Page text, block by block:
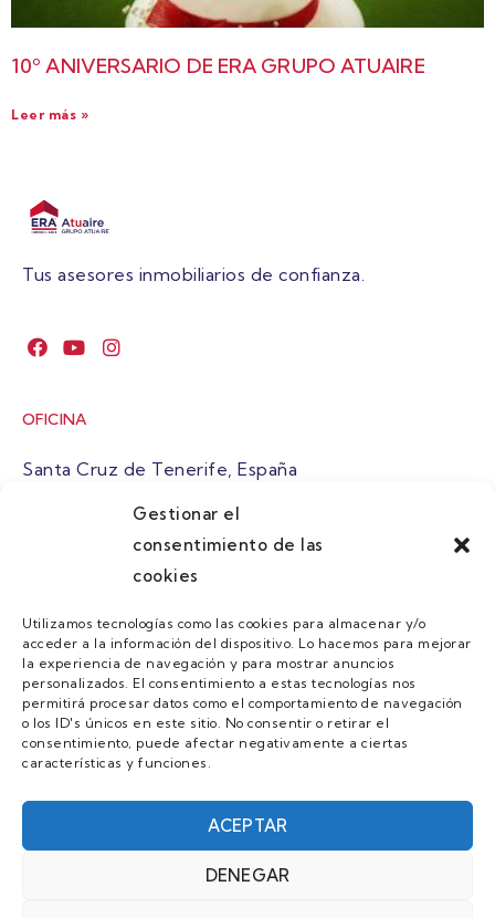
Gestionar el
consentimiento de las
cookies
Utilizamos tecnologías como las cookies para almacenar y/o
acceder a la información del dispositivo. Lo hacemos para mejorar
la experiencia de navegación y para mostrar anuncios
personalizados. El consentimiento a estas tecnologías nos
permitirá procesar datos como el comportamiento de navegación
o los ID's únicos en este sitio. No consentir o retirar el
consentimiento, puede afectar negativamente a ciertas
características y funciones.
ACEPTAR
DENEGAR
10º ANIVERSARIO DE ERA GRUPO ATUAIRE
Leer más »
Tus asesores inmobiliarios de confianza.
OFICINA
Santa Cruz de Tenerife, España
atuaire@grupoatuaire.com
+34 638765829
MENU
Quienes Somos
Guias
Contacto
Únete